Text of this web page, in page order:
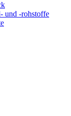
und -rohstoffe